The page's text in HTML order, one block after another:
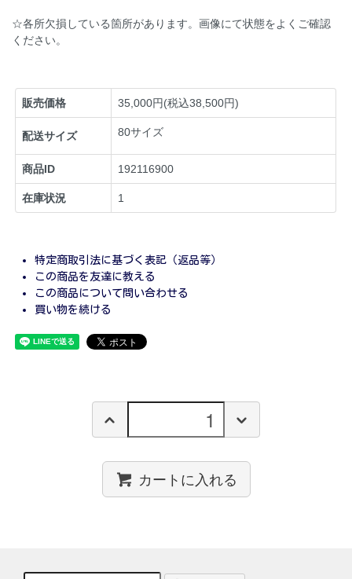
☆各所欠損している箇所があります。画像にて状態をよくご確認
ください。
販売価格 35,000円(税込38,500円)
配送サイズ 80サイズ
商品ID 192116900
在庫状況 1
特定商取引法に基づく表記（返品等）
この商品を友達に教える
この商品について問い合わせる
買い物を続ける
カートに入れる